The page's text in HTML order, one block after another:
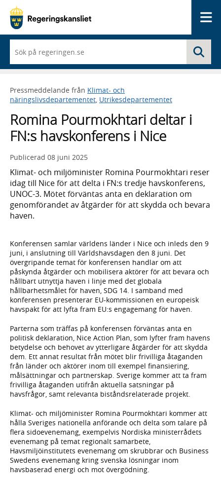
du
börjar
skriva
framträder
en
med
sökförslag
Pressmeddelande från Klimat- och
näringslivsdepartementet, Utrikesdepartementet
Romina Pourmokhtari deltar i
FN:s havskonferens i Nice
Publicerad 08 juni 2025
Klimat- och miljöminister Romina Pourmokhtari reser
idag till Nice för att delta i FN:s tredje havskonferens,
UNOC-3. Mötet förväntas anta en deklaration om
genomförandet av åtgärder för att skydda och bevara
haven.
Konferensen samlar världens länder i Nice och inleds den 9
juni, i anslutning till Världshavsdagen den 8 juni. Det
övergripande temat för konferensen handlar om att
påskynda åtgärder och mobilisera aktörer för att bevara och
hållbart utnyttja haven i linje med det globala
hållbarhetsmålet för haven, SDG 14. I samband med
konferensen presenterar EU-kommissionen en europeisk
havspakt för att lyfta fram EU:s engagemang för haven.
Parterna som träffas på konferensen förväntas anta en
politisk deklaration, Nice Action Plan, som lyfter fram havens
betydelse och behovet av ytterligare åtgärder för att skydda
dem. Ett annat resultat från mötet blir frivilliga åtaganden
från länder och aktörer inom till exempel finansiering,
målsättningar och partnerskap. Sverige kommer att ta fram
frivilliga åtaganden utifrån aktuella satsningar på
havsfrågor, samt relevanta biståndsrelaterade projekt.
Klimat- och miljöminister Romina Pourmokhtari kommer att
hålla Sveriges nationella anförande och delta som talare på
flera sidoevenemang, exempelvis Nordiska ministerrådets
evenemang på temat regionalt samarbete,
Havsmiljöinstitutets evenemang om skrubbrar och Business
Swedens evenemang kring svenska lösningar inom
havsbaserad energi och mot övergödning.